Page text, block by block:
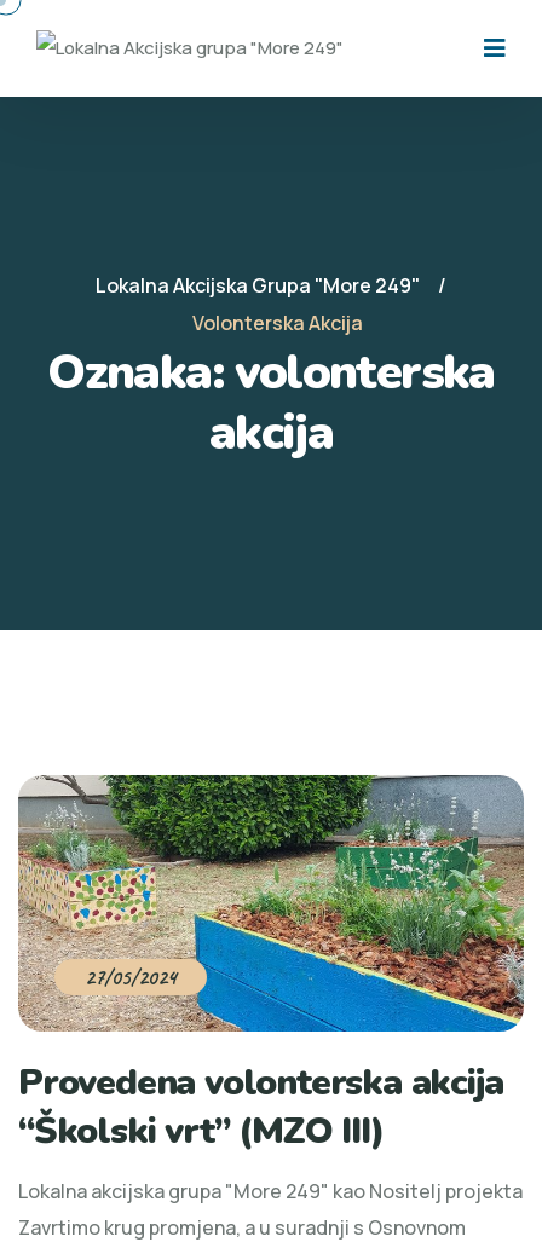
Lokalna Akcijska Grupa "More 249"
Volonterska Akcija
Oznaka:volonterska
akcija
27/05/2024
Provedena volonterska akcija
“Školski vrt” (MZO III)
Lokalna akcijska grupa "More 249" kao Nositelj projekta
Zavrtimo krug promjena, a u suradnji s Osnovnom